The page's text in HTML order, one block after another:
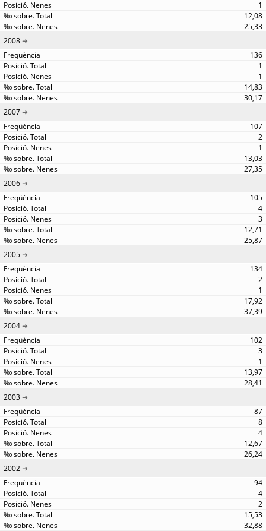
1
12,08
25,33
2008
136
1
1
14,83
30,17
2007
107
2
1
13,03
27,35
2006
105
4
3
12,71
25,87
2005
134
2
1
17,92
37,39
2004
102
3
1
13,97
28,41
2003
87
8
4
12,67
26,24
2002
94
4
2
15,53
32,88